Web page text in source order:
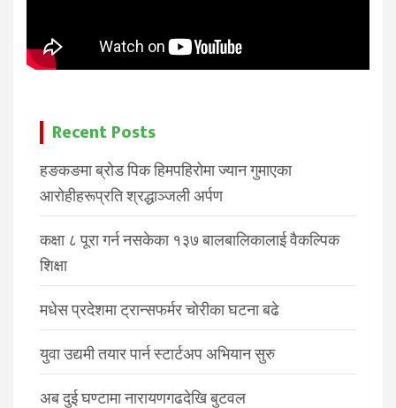
Recent Posts
हङकङमा ब्रोड पिक हिमपहिरोमा ज्यान गुमाएका
आरोहीहरूप्रति श्रद्धाञ्जली अर्पण
कक्षा ८ पूरा गर्न नसकेका १३७ बालबालिकालाई वैकल्पिक
शिक्षा
मधेस प्रदेशमा ट्रान्सफर्मर चोरीका घटना बढे
युवा उद्यमी तयार पार्न स्टार्टअप अभियान सुरु
अब दुई घण्टामा नारायणगढदेखि बुटवल